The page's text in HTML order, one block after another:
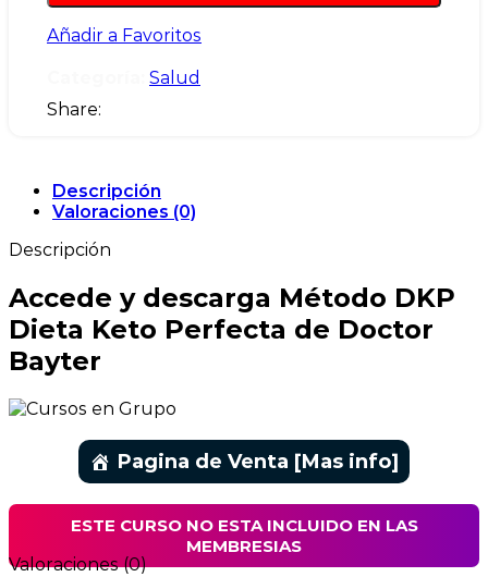
Añadir a Favoritos
Salud
Share:
Descripción
Valoraciones (0)
Descripción
Accede y descarga Método DKP
Dieta Keto Perfecta de Doctor
Bayter
Pagina de Venta [Mas info]
ESTE CURSO NO ESTA INCLUIDO EN LAS
MEMBRESIAS
Valoraciones (0)